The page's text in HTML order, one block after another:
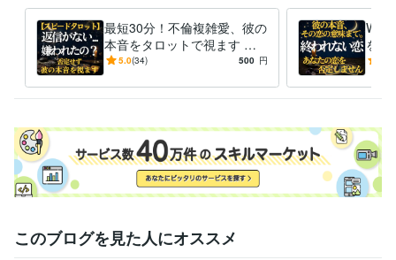
営業 / 個人営業 経験年数 : 17年
経営・マネジメント / 経営者・CEO・COO 経験年数 : 17年
ライフスタイル・その他 / 占い師 経験年数 : 2年
得意分野
最短30分！不倫複雑愛、彼の
本音をタロットで視ます 不
倫・秘密の恋。サレ側シタ側
届け
5.0(34) 500 円
W不
を
沈黙
このブログを見た人にオススメ